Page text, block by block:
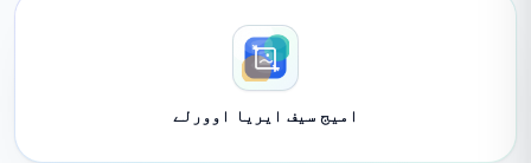
امیج سیف ایریا اوورلے